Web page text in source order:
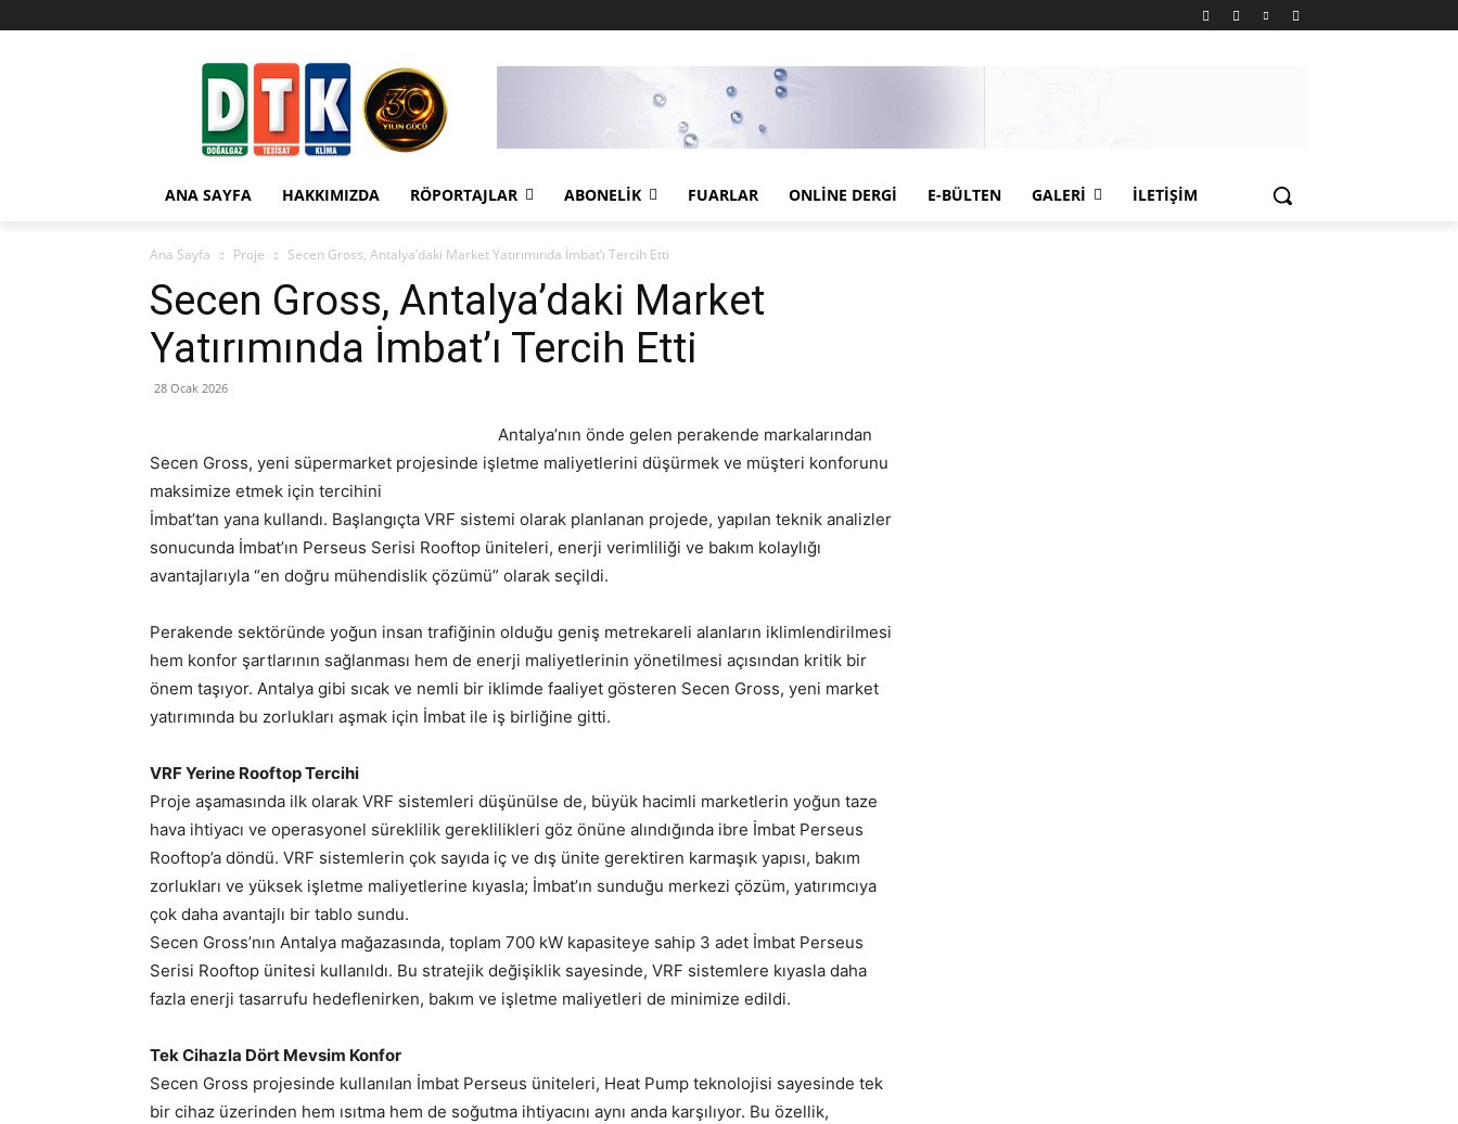
ANA SAYFA HAKKIMIZDA RÖPORTAJLAR ABONELIK FUARLAR ONLINE DERGI E-BÜLTEN GALERI İLETIŞIM
Ana Sayfa Proje Secen Gross, Antalya’daki Market Yatırımında İmbat’ı Tercih Etti
Secen Gross, Antalya’daki Market
Yatırımında İmbat’ı Tercih Etti
28 Ocak 2026
Antalya’nın önde gelen perakende markalarından
Secen Gross, yeni süpermarket projesinde işletme maliyetlerini düşürmek ve müşteri konforunu
maksimize etmek için tercihini
İmbat’tan yana kullandı. Başlangıçta VRF sistemi olarak planlanan projede, yapılan teknik analizler
sonucunda İmbat’ın Perseus Serisi Rooftop üniteleri, enerji verimliliği ve bakım kolaylığı
avantajlarıyla “en doğru mühendislik çözümü” olarak seçildi.
Perakende sektöründe yoğun insan trafiğinin olduğu geniş metrekareli alanların iklimlendirilmesi
hem konfor şartlarının sağlanması hem de enerji maliyetlerinin yönetilmesi açısından kritik bir
önem taşıyor. Antalya gibi sıcak ve nemli bir iklimde faaliyet gösteren Secen Gross, yeni market
yatırımında bu zorlukları aşmak için İmbat ile iş birliğine gitti.
VRF Yerine Rooftop Tercihi
Proje aşamasında ilk olarak VRF sistemleri düşünülse de, büyük hacimli marketlerin yoğun taze
hava ihtiyacı ve operasyonel süreklilik gereklilikleri göz önüne alındığında ibre İmbat Perseus
Rooftop’a döndü. VRF sistemlerin çok sayıda iç ve dış ünite gerektiren karmaşık yapısı, bakım
zorlukları ve yüksek işletme maliyetlerine kıyasla; İmbat’ın sunduğu merkezi çözüm, yatırımcıya
çok daha avantajlı bir tablo sundu.
Secen Gross’nın Antalya mağazasında, toplam 700 kW kapasiteye sahip 3 adet İmbat Perseus
Serisi Rooftop ünitesi kullanıldı. Bu stratejik değişiklik sayesinde, VRF sistemlere kıyasla daha
fazla enerji tasarrufu hedeflenirken, bakım ve işletme maliyetleri de minimize edildi.
Tek Cihazla Dört Mevsim Konfor
Secen Gross projesinde kullanılan İmbat Perseus üniteleri, Heat Pump teknolojisi sayesinde tek
bir cihaz üzerinden hem ısıtma hem de soğutma ihtiyacını aynı anda karşılıyor. Bu özellik,